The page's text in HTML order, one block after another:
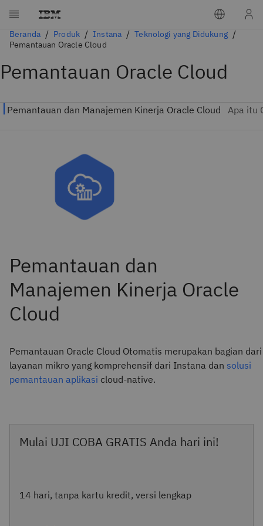
Beranda Produk Instana
Teknologi yang Didukung
Pemantauan Oracle Cloud
Pemantauan Oracle Cloud
Pemantauan Oracle Cloud Otomatis merupakan bagian dari
layanan mikro yang komprehensif dari Instana dan solusi
pemantauan aplikasi cloud-native.
Mulai UJI COBA GRATIS Anda hari ini!
14 hari, tanpa kartu kredit, versi lengkap